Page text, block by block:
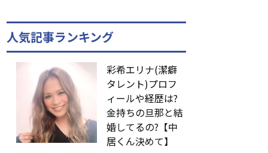
人気記事ランキング
彩希エリナ(潔癖
タレント)プロフ
ィールや経歴は?
金持ちの旦那と結
婚してるの?【中
居くん決めて】